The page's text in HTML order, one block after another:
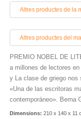
Altres productes de la
Altres productes del
PREMIO NOBEL DE
a millones de lectores
y La clase de griego nos
«Una de las escritoras
contemporáneo». Berna
Dimensions: 210 x 140 x 11